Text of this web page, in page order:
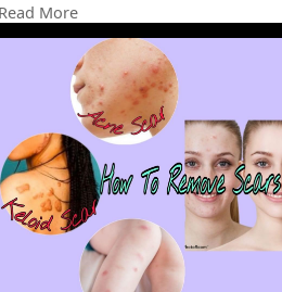
းဝမပျောက်နိုင်တဲ့ အမာရွတ်ဆိုတာ
ဘူးနော်
ါကြောင့်မင်မင်ရဲ့ အသဲလေးတွေအတွက်
ရင်ဆုံး မျက်နှာ‌ေပါ်က အမာရွတ်အမျို
ယ်နော်
Scar (ဖောင်းကြွအမာရွတ်)
ရေပြားကနေမှ ဖောင်းဖောင်းလေ
စ်ခါတလေ နီတာရဲပုံစံမျိုးနဲ့ ထိလိုက်ရ
ေတတ်ပါတယ်။
More